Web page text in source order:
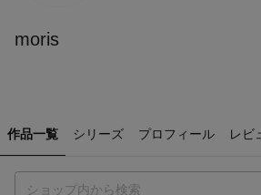
moris
作品一覧 シリーズ プロフィール レビ